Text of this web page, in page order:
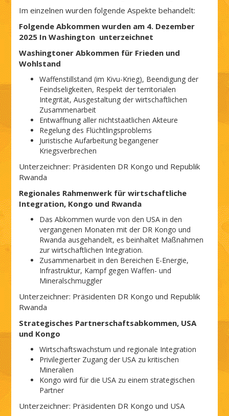
Im einzelnen wurden folgende Aspekte behandelt:
Folgende Abkommen wurden am 4. Dezember
2025 In Washington unterzeichnet
Washingtoner Abkommen für Frieden und
Wohlstand
Waffenstillstand (im Kivu-Krieg), Beendigung der
Feindseligkeiten, Respekt der territorialen
Integrität, Ausgestaltung der wirtschaftlichen
Zusammenarbeit
Entwaffnung aller nichtstaatlichen Akteure
Regelung des Flüchtlingsproblems
Juristische Aufarbeitung begangener
Kriegsverbrechen
Unterzeichner: Präsidenten DR Kongo und Republik
Rwanda
Regionales Rahmenwerk für wirtschaftliche
Integration, Kongo und Rwanda
Das Abkommen wurde von den USA in den
vergangenen Monaten mit der DR Kongo und
Rwanda ausgehandelt, es beinhaltet Maßnahmen
zur wirtschaftlichen Integration.
Zusammenarbeit in den Bereichen E-Energie,
Infrastruktur, Kampf gegen Waffen- und
Mineralschmuggler
Unterzeichner: Präsidenten DR Kongo und Republik
Rwanda
Strategisches Partnerschaftsabkommen, USA
und Kongo
Wirtschaftswachstum und regionale Integration
Privilegierter Zugang der USA zu kritischen
Mineralien
Kongo wird für die USA zu einem strategischen
Partner
Unterzeichner: Präsidenten DR Kongo und USA